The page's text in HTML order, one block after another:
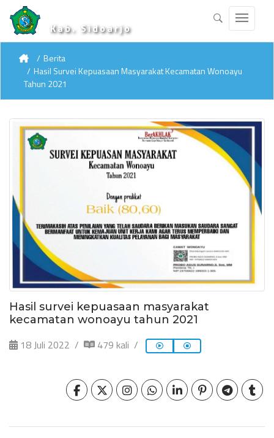
Kab. Sidoarjo
Berita
Hasil Survei Kepuasaan Masyarakat Kecamatan Wonoayu
Tahun 2021
Hasil survei kepuasaan masyarakat
kecamatan wonoayu tahun 2021
18 Juli 2022 479 kali